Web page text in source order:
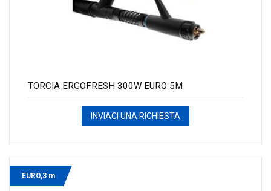
TORCIA ERGOFRESH 300W EURO 5M
INVIACI UNA RICHIESTA
EURO,3 m